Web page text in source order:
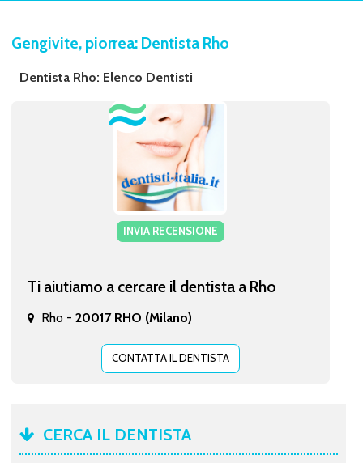
Gengivite, piorrea: Dentista Rho
Dentista Rho: Elenco Dentisti
INVIA RECENSIONE
Ti aiutiamo a cercare il dentista a Rho
Rho - 20017 RHO (Milano)
CONTATTA IL DENTISTA
CERCA IL DENTISTA